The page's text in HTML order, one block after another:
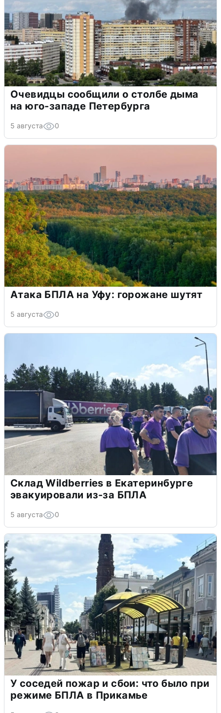
Очевидцы сообщили о столбе дыма
на юго-западе Петербурга
5 августа 0
Атака БПЛА на Уфу: горожане шутят
5 августа 0
Склад Wildberries в Екатеринбурге
эвакуировали из-за БПЛА
5 августа 0
У соседей пожар и сбои: что было при
режиме БПЛА в Прикамье